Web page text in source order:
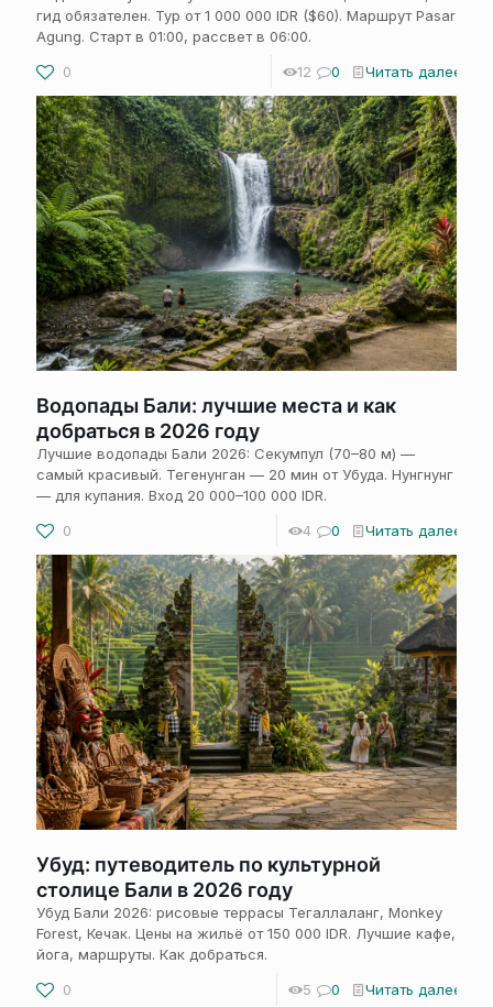
гид обязателен. Тур от 1 000 000 IDR ($60). Маршрут Pasar
Agung. Старт в 01:00, рассвет в 06:00.
0
12 0 Читать далее
Водопады Бали: лучшие места и как
добраться в 2026 году
Лучшие водопады Бали 2026: Секумпул (70–80 м) —
самый красивый. Тегенунган — 20 мин от Убуда. Нунгнунг
— для купания. Вход 20 000–100 000 IDR.
0
4 0 Читать далее
Убуд: путеводитель по культурной
столице Бали в 2026 году
Убуд Бали 2026: рисовые террасы Тегаллаланг, Monkey
Forest, Кечак. Цены на жильё от 150 000 IDR. Лучшие кафе,
йога, маршруты. Как добраться.
0
5 0 Читать далее